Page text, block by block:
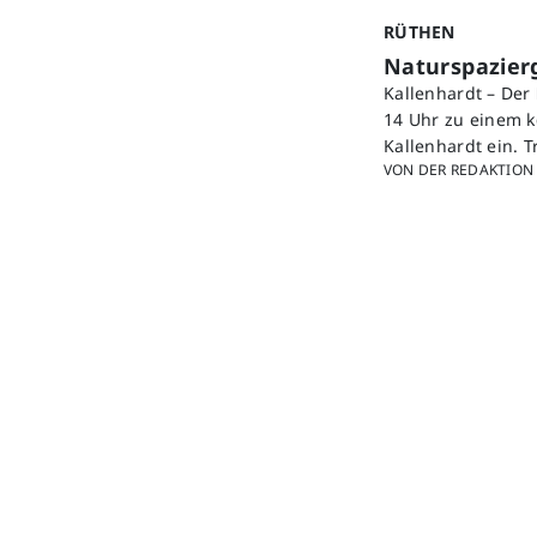
RÜTHEN
Kallenhardt –
14 Uhr zu einem
Kallenhardt ein.
VON DER